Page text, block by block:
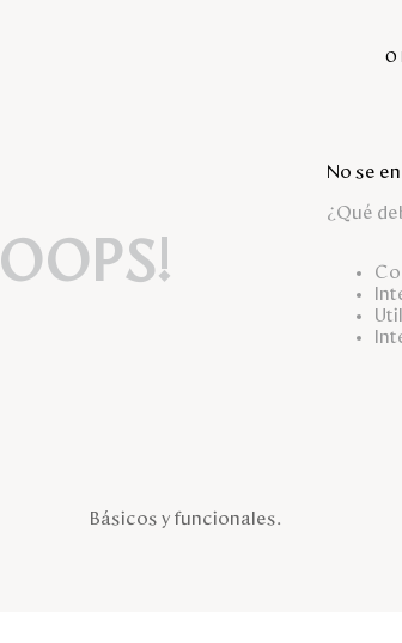
0
OOPS!
No se
¿Qué
Básicos y funcionales.